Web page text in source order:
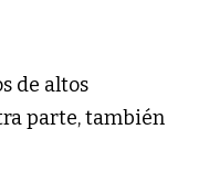
de altos
parte, también